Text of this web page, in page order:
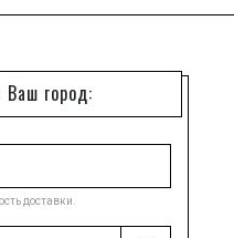
Ваш город:
доставки.